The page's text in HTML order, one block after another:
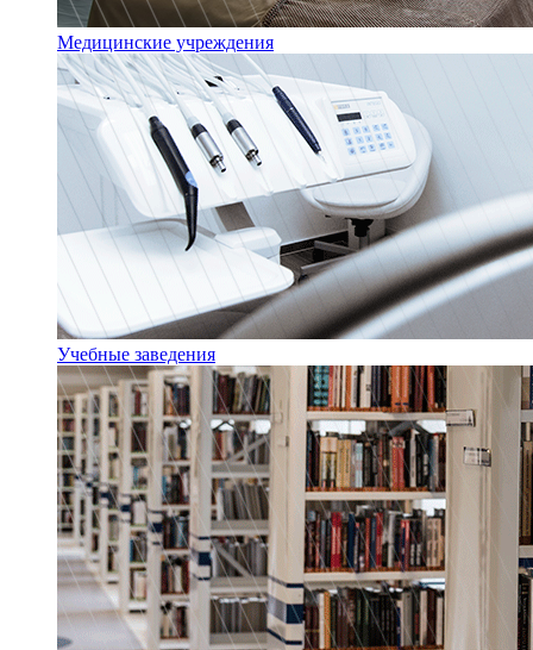
Медицинские учреждения
Учебные заведения